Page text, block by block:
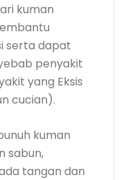
kuman
serta dapat
penyakit
yang Eksis
cucian).
kuman
sabun,
tangan dan